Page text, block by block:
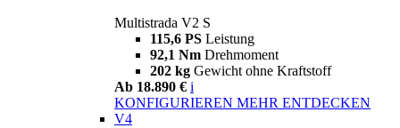
Multistrada V2 S
115,6 PS Leistung
92,1 Nm Drehmoment
202 kg Gewicht ohne Kraftstoff
Ab 18.890 € i
KONFIGURIEREN MEHR ENTDECKEN
V4